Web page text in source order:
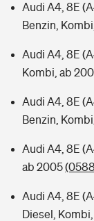
Audi A4, 8E
Benzin,
Audi A4, 8E
Kombi, ab
Audi A4, 8E
Benzin,
Audi A4, 8E
ab 2005
Audi A4, 8E
Diesel,